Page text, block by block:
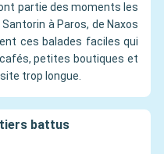
partie des moments les
à Paros, de Naxos
ces balades faciles qui
petites boutiques et
trop longue.
battus